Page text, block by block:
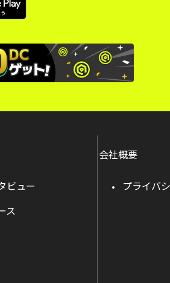
ビュー
ス
会社概要
プライバ